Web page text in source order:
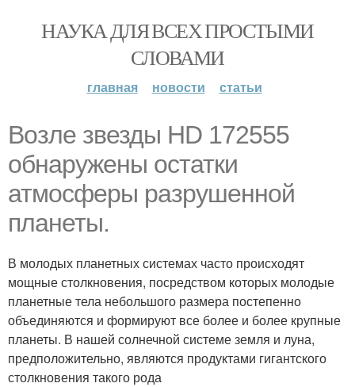
НАУКА ДЛЯ ВСЕХ ПРОСТЫМИ
СЛОВАМИ
главная новости статьи
Возле звезды HD 172555
обнаружены остатки
атмосферы разрушенной
планеты.
В молодых планетных системах часто происходят
мощные столкновения, посредством которых молодые
планетные тела небольшого размера постепенно
объединяются и формируют все более и более крупные
планеты. В нашей солнечной системе земля и луна,
предположительно, являются продуктами гигантского
столкновения такого рода